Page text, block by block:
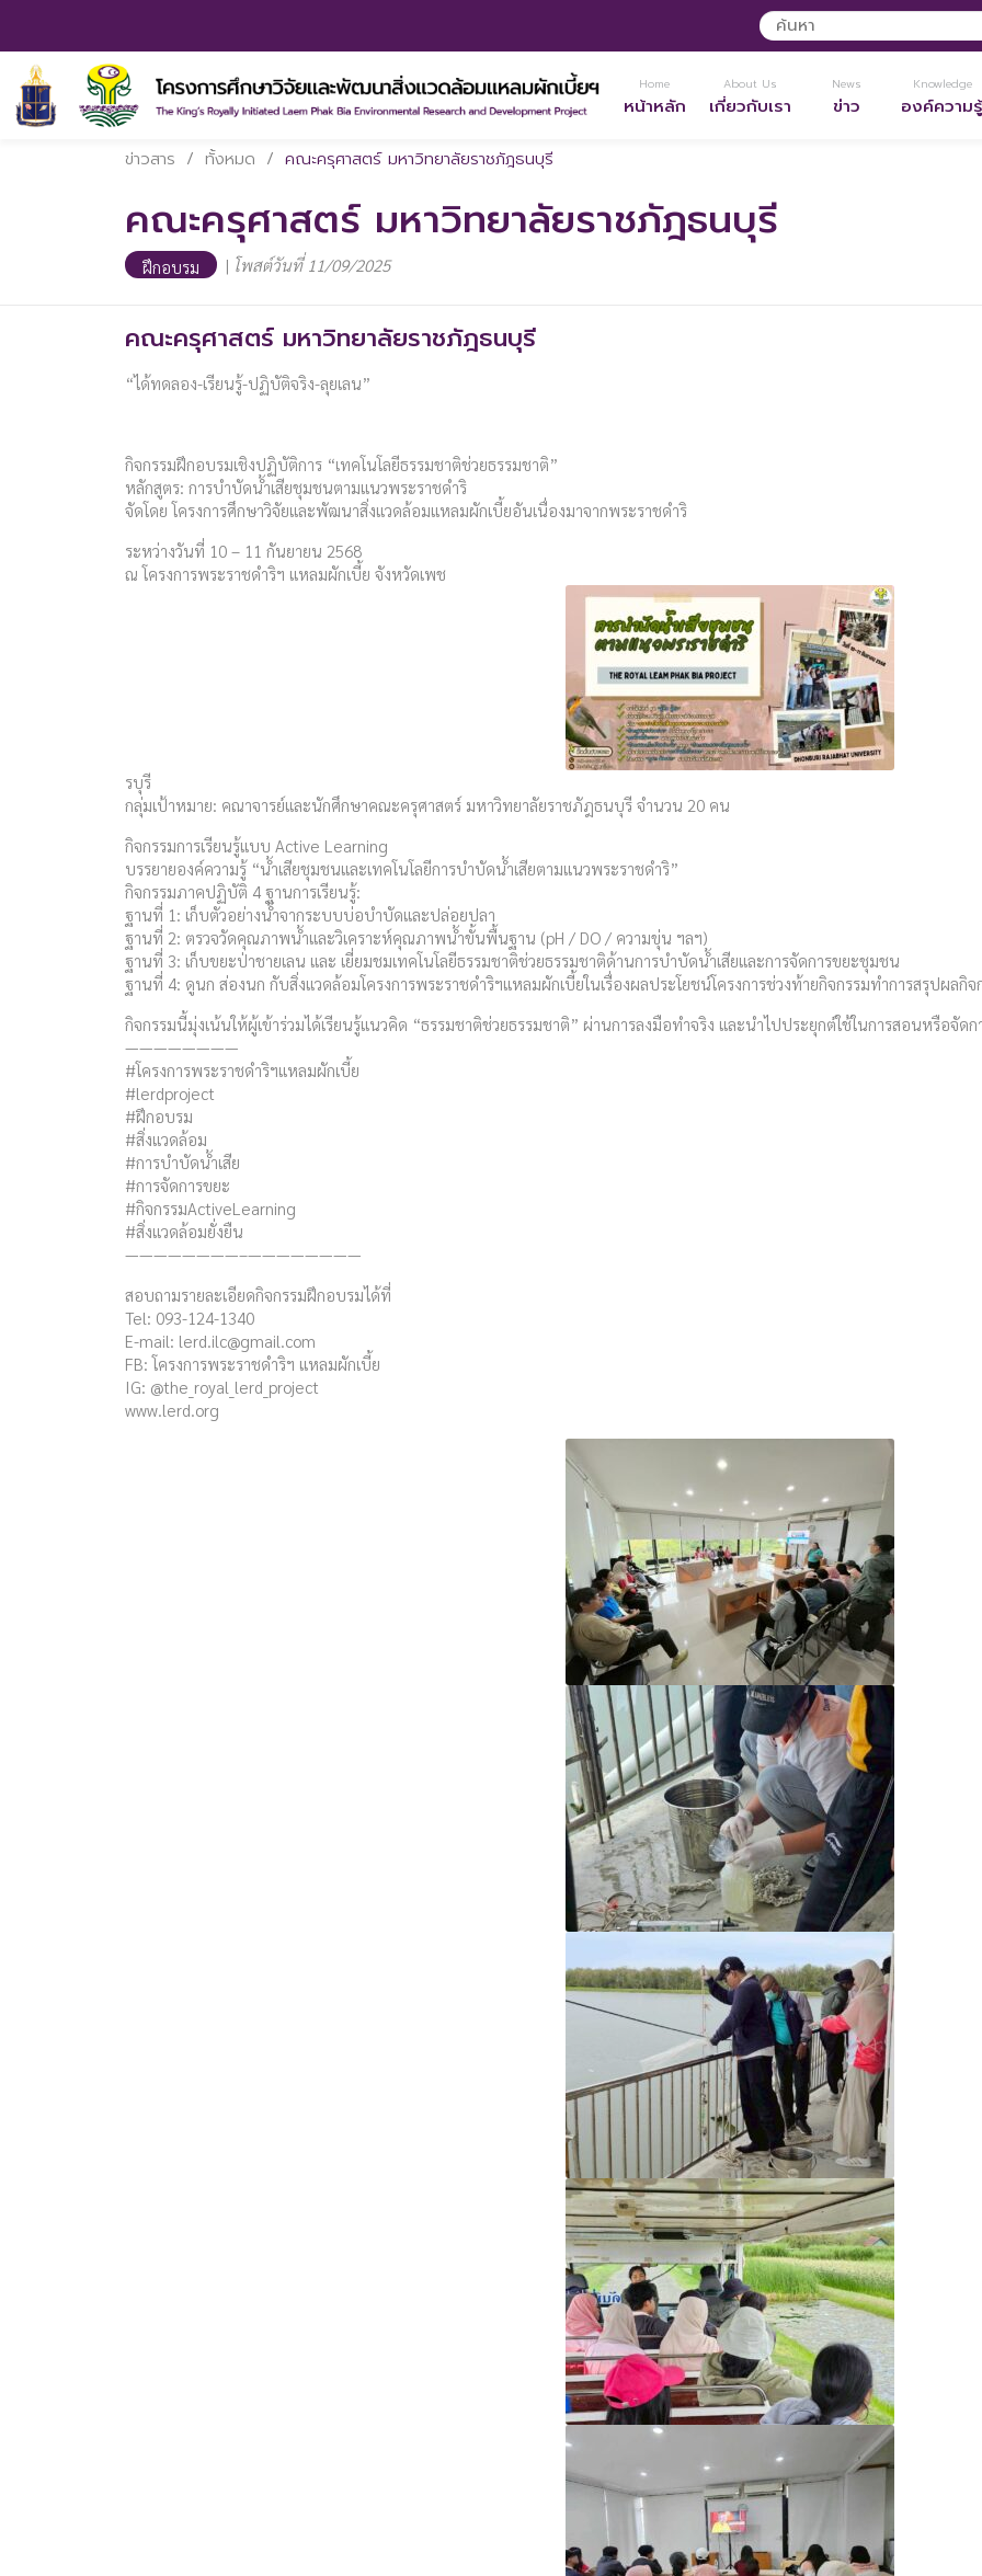
Home
หน้าหลัก
About Us
เกี่ยวกับเรา
News
ข่าว
Knowledge
องค์ความรู้
ข่าวสาร / ทั้งหมด / คณะครุศาสตร์ มหาวิทยาลัยราชภัฎธนบุรี
คณะครุศาสตร์ มหาวิทยาลัยราชภัฎธนบุรี
ฝึกอบรม | โพสต์วันที่ 11/09/2025
คณะครุศาสตร์ มหาวิทยาลัยราชภัฎธนบุรี
“ได้ทดลอง-เรียนรู้-ปฏิบัติจริง-ลุยเลน”
กิจกรรมฝึกอบรมเชิงปฏิบัติการ “เทคโนโลยีธรรมชาติช่วยธรรมชาติ”
หลักสูตร: การบำบัดน้ำเสียชุมชนตามแนวพระราชดำริ
จัดโดย โครงการศึกษาวิจัยและพัฒนาสิ่งแวดล้อมแหลมผักเบี้ยอันเนื่องมาจากพระราชดำริ
ระหว่างวันที่ 10 – 11 กันยายน 2568
ณ โครงการพระราชดำริฯ แหลมผักเบี้ย จังหวัดเพช
รบุรี
กลุ่มเป้าหมาย: คณาจารย์และนักศึกษาคณะครุศาสตร์ มหาวิทยาลัยราชภัฎธนบุรี จำนวน 20 คน
กิจกรรมการเรียนรู้แบบ Active Learning
บรรยายองค์ความรู้ “น้ำเสียชุมชนและเทคโนโลยีการบำบัดน้ำเสียตามแนวพระราชดำริ”
กิจกรรมภาคปฏิบัติ 4 ฐานการเรียนรู้:
ฐานที่ 1: เก็บตัวอย่างน้ำจากระบบบ่อบำบัดและปล่อยปลา
ฐานที่ 2: ตรวจวัดคุณภาพน้ำและวิเคราะห์คุณภาพน้ำขั้นพื้นฐาน (pH / DO / ความขุ่น ฯลฯ)
ฐานที่ 3: เก็บขยะป่าชายเลน และ เยี่ยมชมเทคโนโลยีธรรมชาติช่วยธรรมชาติด้านการบำบัดน้ำเสียและการจัดการขยะชุมชน
ฐานที่ 4: ดูนก ส่องนก กับสิ่งแวดล้อมโครงการพระราชดำริฯแหลมผักเบี้ยในเรื่องผลประโยชน์โครงการช่วงท้ายกิจกรรมทำการสรุปผลกิ
กิจกรรมนี้มุ่งเน้นให้ผู้เข้าร่วมได้เรียนรู้แนวคิด “ธรรมชาติช่วยธรรมชาติ” ผ่านการลงมือทำจริง และนำไปประยุกต์ใช้ในการสอนห
————————
#โครงการพระราชดำริฯแหลมผักเบี้ย
#lerdproject
#ฝึกอบรม
#สิ่งแวดล้อม
#การบำบัดน้ำเสีย
#การจัดการขยะ
#กิจกรรมActiveLearning
#สิ่งแวดล้อมยั่งยืน
————————–————————
สอบถามรายละเอียดกิจกรรมฝึกอบรมได้ที่
Tel: 093-124-1340
E-mail: lerd.ilc@gmail.com
FB: โครงการพระราชดำริฯ แหลมผักเบี้ย
IG: @the_royal_lerd_project
www.lerd.org